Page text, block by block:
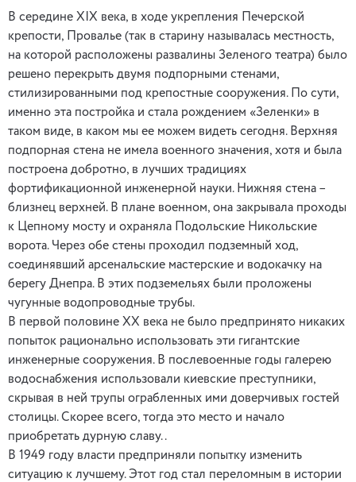
В середине XIX века, в ходе укрепления Печерской
крепости, Провалье (так в старину называлась местность,
на которой расположены развалины Зеленого театра) было
решено перекрыть двумя подпорными стенами,
стилизированными под крепостные сооружения. По сути,
именно эта постройка и стала рождением «Зеленки» в
таком виде, в каком мы ее можем видеть сегодня. Верхняя
подпорная стена не имела военного значения, хотя и была
построена добротно, в лучших традициях
фортификационной инженерной науки. Нижняя стена –
близнец верхней. В плане военном, она закрывала проходы
к Цепному мосту и охраняла Подольские Никольские
ворота. Через обе стены проходил подземный ход,
соединявший арсенальские мастерские и водокачку на
берегу Днепра. В этих подземельях были проложены
чугунные водопроводные трубы.
В первой половине XX века не было предпринято никаких
попыток рационально использовать эти гигантские
инженерные сооружения. В послевоенные годы галерею
водоснабжения использовали киевские преступники,
скрывая в ней трупы ограбленных ими доверчивых гостей
столицы. Скорее всего, тогда это место и начало
приобретать дурную славу..
В 1949 году власти предприняли попытку изменить
ситуацию к лучшему. Этот год стал переломным в истории